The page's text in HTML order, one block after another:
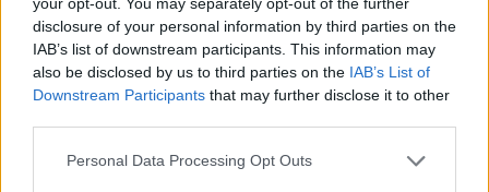
disclosure of your personal information by third parties on the
IAB’s list of downstream participants. This information may
also be disclosed by us to third parties on the IAB’s List of
Downstream Participants that may further disclose it to other
Personal Data Processing Opt Outs